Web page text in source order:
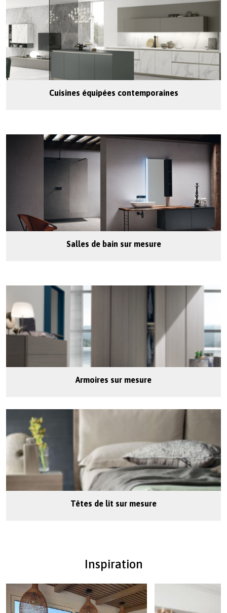
Cuisines équipées contemporaines
Salles de bain sur mesure
Armoires sur mesure
Têtes de lit sur mesure
Inspiration